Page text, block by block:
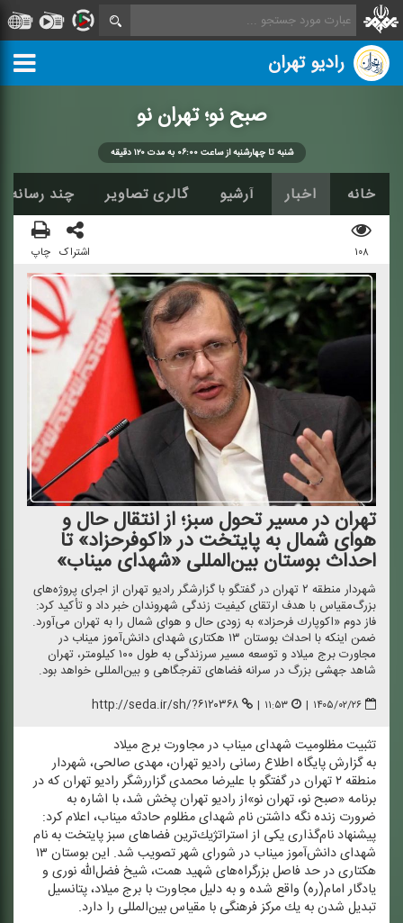
رادیو تهران
صبح نو؛ تهران نو
شنبه تا چهارشنبه از ساعت ۰۶:۰۰ به مدت ۱۲۰ دقیقه
خانه اخبار آرشیو گالری تصاویر چند رسانه
۱۰۸ اشتراک چاپ
تهران در مسیر تحول سبز؛ از انتقال حال و
هوای شمال به پایتخت در «اكوفرحزاد» تا
احداث بوستان بین‌المللی «شهدای میناب»
شهردار منطقه ۲ تهران در گفتگو با گزارشگر رادیو تهران از اجرای پروژه‌های
بزرگ‌مقیاس با هدف ارتقای كیفیت زندگی شهروندان خبر داد و تأكید كرد:
فاز دوم «اكوپارك فرحزاد» به زودی حال و هوای شمال را به تهران می‌آورد.
ضمن اینكه با احداث بوستان ۱۳ هكتاری شهدای دانش‌آموز میناب در
مجاورت برج میلاد و توسعه مسیر سرزندگی به طول ۱۰۰ كیلومتر، تهران
شاهد جهشی بزرگ در سرانه فضاهای تفرجگاهی و بین‌المللی خواهد بود.
۱۴۰۵/۰۲/۲۶ | ۱۱:۵۳ | http://seda.ir/sh/?۶۱۲۰۳۶۸
تثبیت مظلومیت شهدای میناب در مجاورت برج میلاد
به گزارش پایگاه اطلاع رسانی رادیو تهران، مهدی صالحی، شهردار
منطقه ۲ تهران در گفتگو با علیرضا محمدی گزاررشگر رادیو تهران كه در
برنامه «صبح‌ نو، تهران‌ نو»از رادیو تهران پخش شد، با اشاره به
ضرورت زنده نگه داشتن نام شهدای مظلوم حادثه میناب، اعلام كرد:
پیشنهاد نام‌گذاری یكی از استراتژیك‌ترین فضاهای سبز پایتخت به نام
شهدای دانش‌آموز میناب در شورای شهر تصویب شد. این بوستان ۱۳
هكتاری در حد فاصل بزرگراه‌های شهید همت، شیخ فضل‌الله نوری و
یادگار امام(ره) واقع شده و به دلیل مجاورت با برج میلاد، پتانسیل
تبدیل شدن به یك مركز فرهنگی با مقیاس بین‌المللی را دارد.